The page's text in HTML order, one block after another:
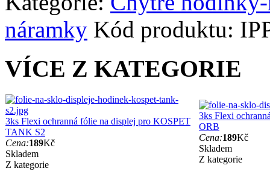
náramky Kód produktu:
VÍCE Z KATEGORIE
3ks Flexi ochranná fólie na displej pro KOSPET
TANK S2
Cena:189Kč
Skladem
Z kategorie
3ks Flexi
ORB
Cena:189Kč
Skladem
Z kategorie